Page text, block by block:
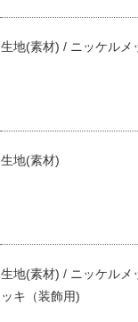
生地(素材) / ニッケルメ
生地(素材)
生地(素材) / ニッケルメ
ッキ（装飾用)